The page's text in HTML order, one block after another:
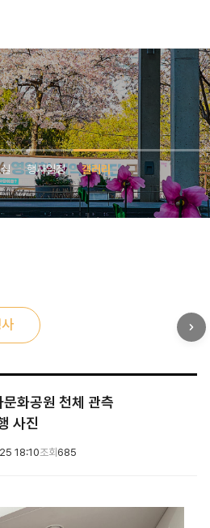
행사일정 갤러리
화공원 천체 관측
사진
18:10조회 685